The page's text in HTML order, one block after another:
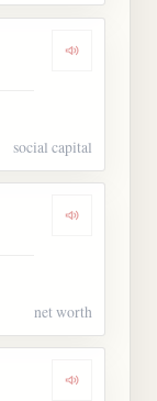
Dengarkan
social capital
Dengarkan
net worth
Dengarkan